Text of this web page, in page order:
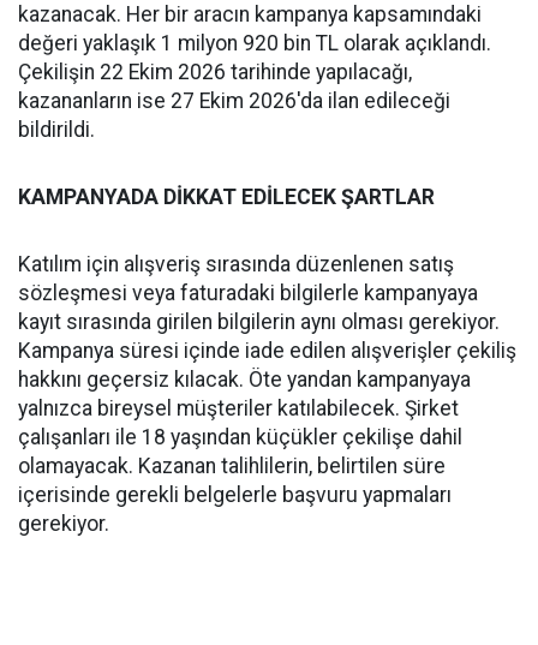
kazanacak. Her bir aracın kampanya kapsamındaki
değeri yaklaşık 1 milyon 920 bin TL olarak açıklandı.
Çekilişin 22 Ekim 2026 tarihinde yapılacağı,
kazananların ise 27 Ekim 2026'da ilan edileceği
bildirildi.
KAMPANYADA DİKKAT EDİLECEK ŞARTLAR
Katılım için alışveriş sırasında düzenlenen satış
sözleşmesi veya faturadaki bilgilerle kampanyaya
kayıt sırasında girilen bilgilerin aynı olması gerekiyor.
Kampanya süresi içinde iade edilen alışverişler çekiliş
hakkını geçersiz kılacak. Öte yandan kampanyaya
yalnızca bireysel müşteriler katılabilecek. Şirket
çalışanları ile 18 yaşından küçükler çekilişe dahil
olamayacak. Kazanan talihlilerin, belirtilen süre
içerisinde gerekli belgelerle başvuru yapmaları
gerekiyor.